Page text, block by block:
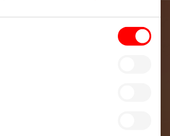
informaciją iš AKROPOLIS